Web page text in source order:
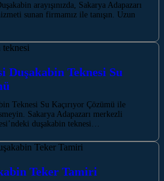
arayışınızda, Sakarya Adapazarı
sunan firmamız ile tanışın. Uzun
Duşakabin Teknesi Su
Teknesi Su Kaçırıyor Çözümü ile
Sakarya Adapazarı merkezli
duşakabin teknesi…
Teker Tamiri